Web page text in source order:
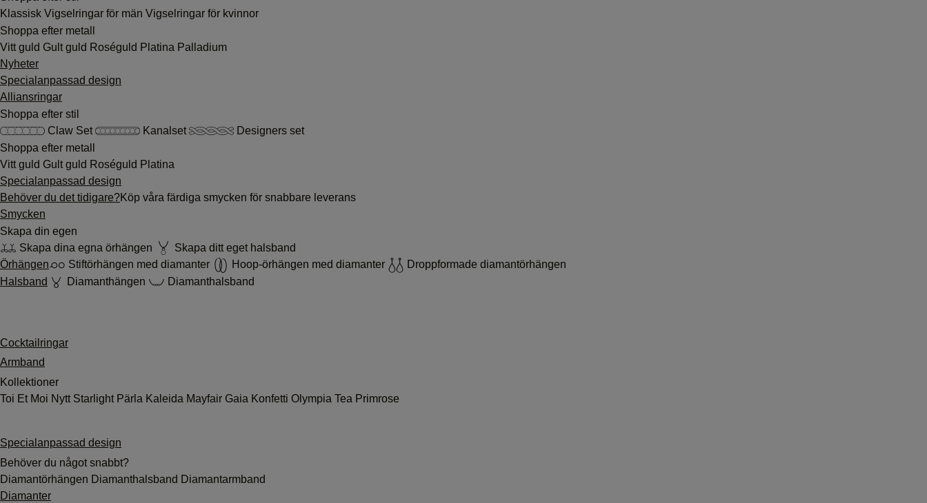
Klassisk Vigselringar för män Vigselringar för kvinnor
Shoppa efter metall
Vitt guld Gult guld Roséguld Platina Palladium
Nyheter
Specialanpassad design
Alliansringar
Shoppa efter stil
Claw Set
Kanalset
Designers set
Shoppa efter metall
Vitt guld Gult guld Roséguld Platina
Specialanpassad design
Behöver du det tidigare?Köp våra färdiga smycken för snabbare leverans
Smycken
Skapa din egen
Skapa dina egna örhängen
Skapa ditt eget halsband
Örhängen
Stiftörhängen med diamanter Hoop-örhängen med diamanter
Droppformade diamantörhängen
Halsband
Diamanthängen Diamanthalsband
Cocktailringar
Armband
Kollektioner
Toi Et Moi NyttStarlight Pärla Kaleida Mayfair Gaia Konfetti Olympia Tea Primrose
Specialanpassad design
Behöver du något snabbt?
Diamantörhängen Diamanthalsband Diamantarmband
Diamanter